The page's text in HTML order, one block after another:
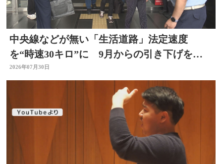
中央線などが無い「生活道路」法定速度
を“時速30キロ”に 9月からの引き下げを前
に警察官が街頭啓発
2026年07月30日